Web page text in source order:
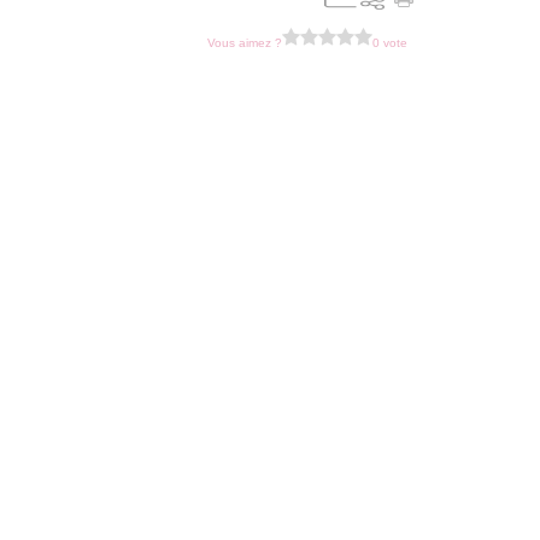
Vous aimez ? 0 vote